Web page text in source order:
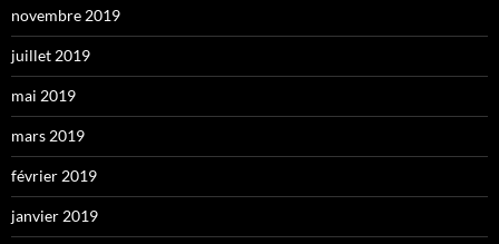
novembre 2019
juillet 2019
mai 2019
mars 2019
février 2019
janvier 2019